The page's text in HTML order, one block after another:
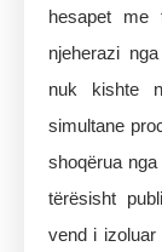
hesapet
njeherazi
nuk kishte
simultane
shoqërua
tërësisht
vend i